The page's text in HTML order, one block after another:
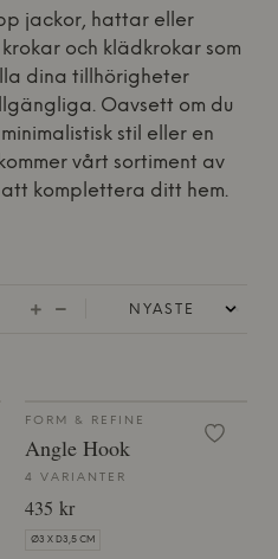
jackor, hattar eller
och klädkrokar som
dina tillhörigheter
Oavsett om du
stil eller en
vårt sortiment av
komplettera ditt hem.
FORM & REFINE
Angle Hook
4 VARIANTER
435 kr
Ø3 X D3,5 CM